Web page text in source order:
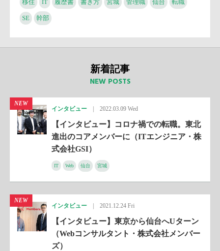
移住 IT 履歴書 書き方 宮城 管理職 仙台 転職
SE 幹部
新着記事
NEW POSTS
NEW
インタビュー 2022.03.09 Wed
【インタビュー】コロナ禍での転職。東北
進出のコアメンバーに（ITエンジニア・株
式会社GSI）
IT Web 仙台 宮城
NEW
インタビュー 2021.12.24 Fri
【インタビュー】東京から仙台へUターン
（Webコンサルタント・株式会社メンバー
ズ）